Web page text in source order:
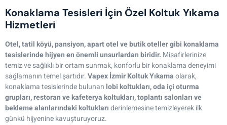
Konaklama Tesisleri İçin Özel Koltuk Yıkama
Hizmetleri
Otel, tatil köyü, pansiyon, apart otel ve butik oteller gibi konaklama
tesislerinde hijyen en önemli unsurlardan biridir. Misafirlerinize
temiz ve sağlıklı bir ortam sunmak, konforlu bir konaklama deneyimi
sağlamanın temel şartıdır.Vapex İzmir Koltuk Yıkamaolarak,
konaklama tesislerinde bulunan lobi koltukları, oda içi oturma
grupları, restoran ve kafeterya koltukları, toplantı salonları ve
bekleme alanlarındaki koltuklarıderinlemesine temizleyerek ilk
günkü hijyenine kavuşturuyoruz.